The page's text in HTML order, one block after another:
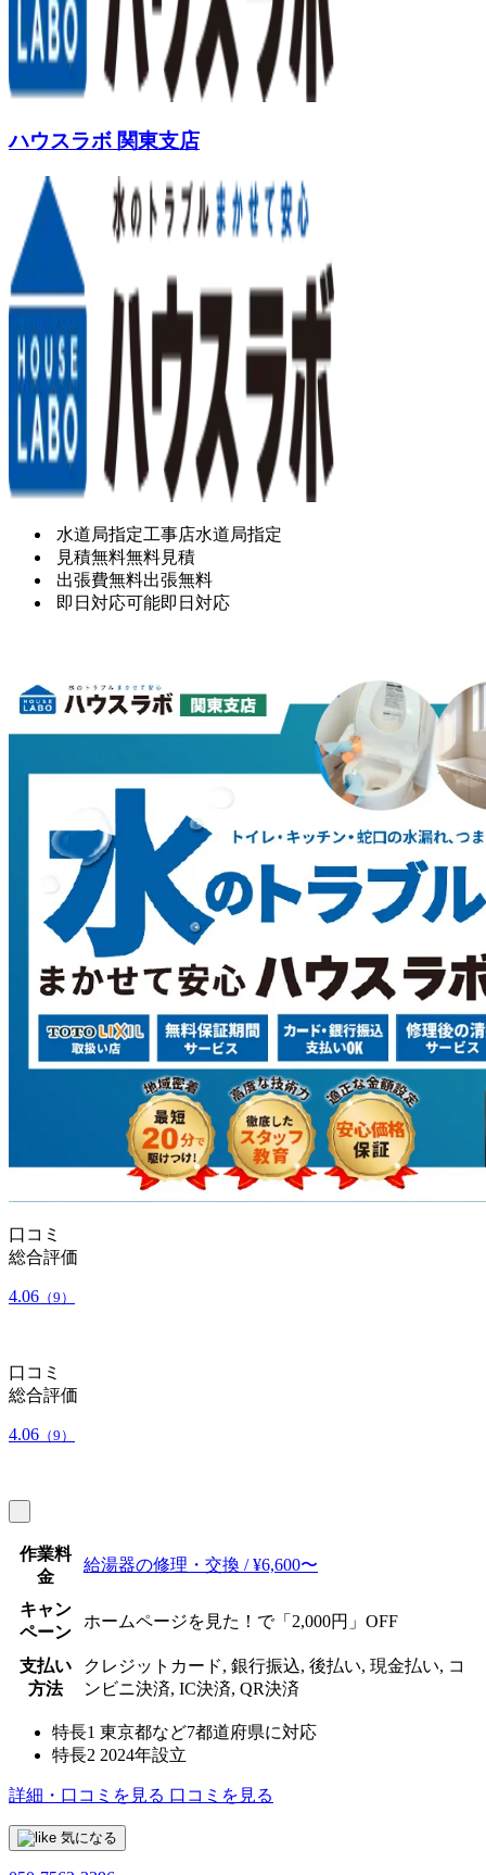
ハウスラボ 関東支店
水道局指定工事店水道局指定
見積無料無料見積
出張費無料出張無料
即日対応可能即日対応
口コミ
総合評価
4.06 （9）
口コミ
総合評価
4.06 （9）
作業料
金
給湯器の修理・交換 / ¥6,600〜
キャン
ペーン
ホームページを見た！で「2,000円」OFF
支払い
方法
クレジットカード, 銀行振込, 後払い, 現金払い, コ
ンビニ決済, IC決済, QR決済
特長1 東京都など7都道府県に対応
特長2 2024年設立
詳細・口コミを見る 口コミを見る
気になる